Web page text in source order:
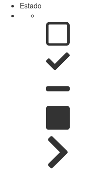
Estado